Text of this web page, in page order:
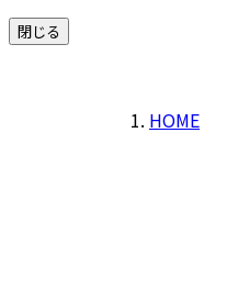
閉じる
HOME